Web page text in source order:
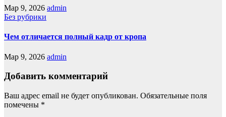
Мар 9, 2026 admin
Без рубрики
Чем отличается полный кадр от кропа
Мар 9, 2026 admin
Добавить комментарий
Ваш адрес email не будет опубликован. Обязательные поля
помечены *